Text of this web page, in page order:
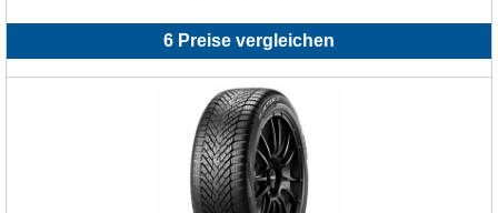
6 Preise vergleichen